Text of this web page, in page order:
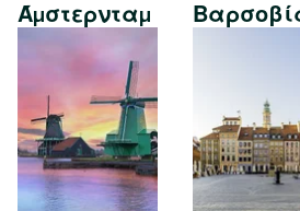
Άμστερνταμ